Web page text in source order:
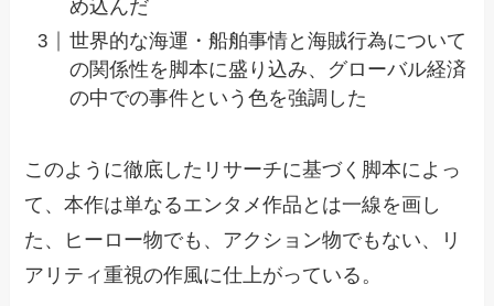
め込んだ
世界的な海運・船舶事情と海賊行為について
の関係性を脚本に盛り込み、グローバル経済
の中での事件という色を強調した
このように徹底したリサーチに基づく脚本によっ
て、本作は単なるエンタメ作品とは一線を画し
た、ヒーロー物でも、アクション物でもない、リ
アリティ重視の作風に仕上がっている。